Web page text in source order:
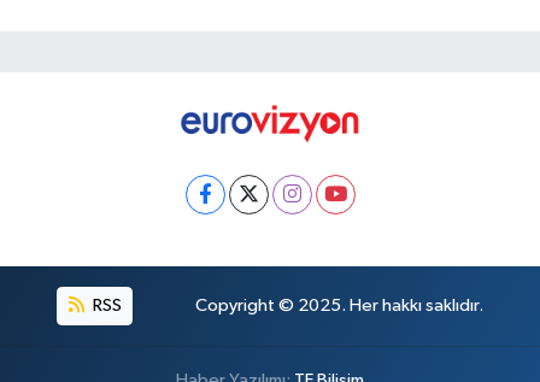
RSS Copyright © 2025. Her hakkı saklıdır.